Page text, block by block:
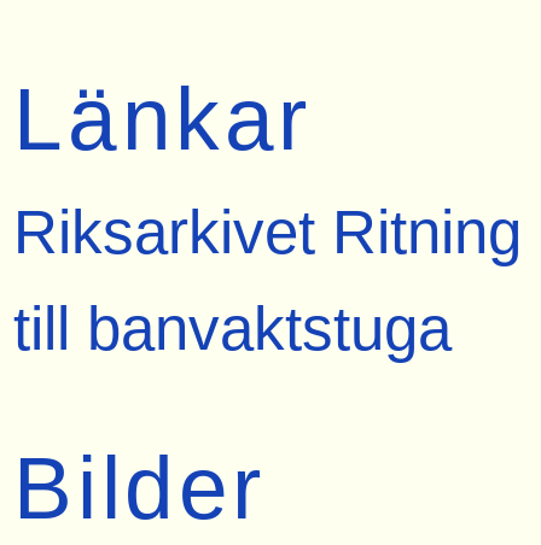
Länkar
Riksarkivet Ritning
till banvaktstuga
Bilder